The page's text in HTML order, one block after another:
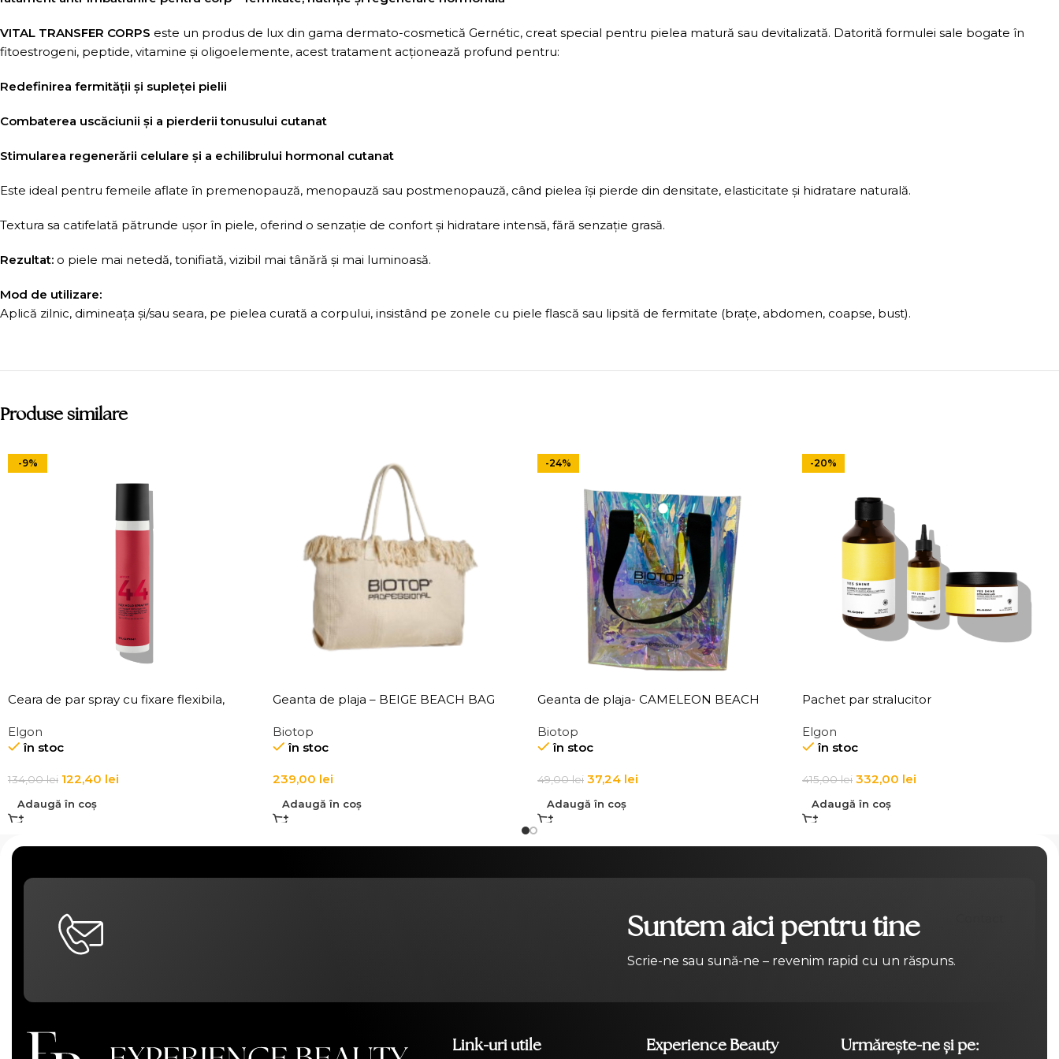
VITAL TRANSFER CORPS este un produs de lux din gama dermato-cosmetică Gernétic, creat special pentru pielea matură sau devitalizată. Datorită formulei sale bogate în
fitoestrogeni, peptide, vitamine și oligoelemente, acest tratament acționează profund pentru:
Redefinirea fermității și supleței pielii
Combaterea uscăciunii și a pierderii tonusului cutanat
Stimularea regenerării celulare și a echilibrului hormonal cutanat
Este ideal pentru femeile aflate în premenopauză, menopauză sau postmenopauză, când pielea își pierde din densitate, elasticitate și hidratare naturală.
Textura sa catifelată pătrunde ușor în piele, oferind o senzație de confort și hidratare intensă, fără senzație grasă.
Rezultat: o piele mai netedă, tonifiată, vizibil mai tânără și mai luminoasă.
Mod de utilizare:
Aplică zilnic, dimineața și/sau seara, pe pielea curată a corpului, insistând pe zonele cu piele flască sau lipsită de fermitate (brațe, abdomen, coapse, bust).
Produse similare
-9%
Ceara de par spray cu fixare flexibila,
Elgon
în stoc
134,00lei 122,40 lei
Adaugă în coș
Geanta de plaja – BEIGE BEACH BAG
Biotop
în stoc
239,00 lei
Adaugă în coș
-24%
Geanta de plaja- CAMELEON BEACH
Biotop
în stoc
49,00lei 37,24 lei
Adaugă în coș
-20%
Pachet par stralucitor
Elgon
în stoc
415,00lei 332,00 lei
Adaugă în coș
Suntem aici pentru tine
Scrie-ne sau sună-ne – revenim rapid cu un răspuns.
Link-uri utile Experience Beauty Urmărește-ne și pe: